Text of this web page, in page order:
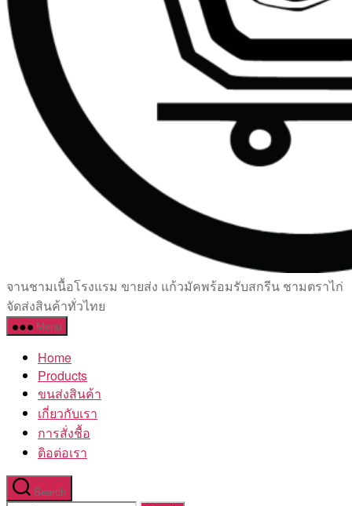
เซรามิค
ครบ
ครัน
โรงงาน
จานชามเนื้อโรงแรม ขายส่ง แก้วมัคพร้อมรับสกรีน ชามตราไก่
จัดส่งสินค้าทั่วไทย
Menu
Home
Products
ขนส่งสินค้า
เกี่ยวกับเรา
การสั่งชื้อ
ติอต่อเรา
Search